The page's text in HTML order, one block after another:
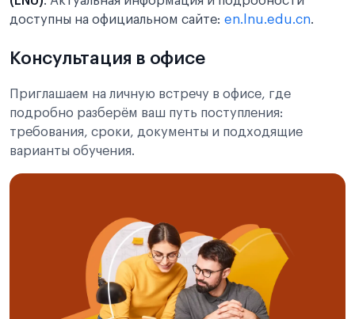
доступны на официальном сайте: en.lnu.edu.cn.
Консультация в офисе
Приглашаем на личную встречу в офисе, где
подробно разберём ваш путь поступления:
требования, сроки, документы и подходящие
варианты обучения.